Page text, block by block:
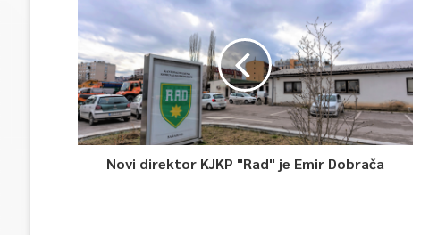
Novi direktor KJKP "Rad" je Emir Dobrača